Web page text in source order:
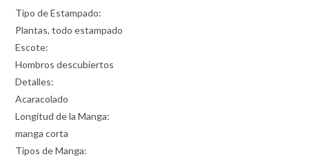
Tipo de Estampado:
Plantas, todo estampado
Escote:
Hombros descubiertos
Detalles:
Acaracolado
Longitud de la Manga:
manga corta
Tipos de Manga: